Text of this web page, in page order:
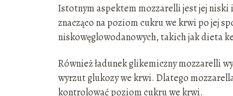
Istotnym aspektem mozzarelli jest jej niski
znacząco na poziom cukru we krwi po jej
niskowęglowodanowych, takich jak dieta
Również ładunek glikemiczny mozzarelli
wyrzut glukozy we krwi. Dlatego
kontrolować poziom cukru we krwi.